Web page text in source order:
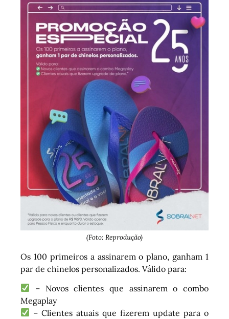
(Foto: Reprodução)
Os 100 primeiros a assinarem o plano, ganham 1
par de chinelos personalizados. Válido para:
– Novos clientes que assinarem o combo
Megaplay
– Clientes atuais que fizerem update para o